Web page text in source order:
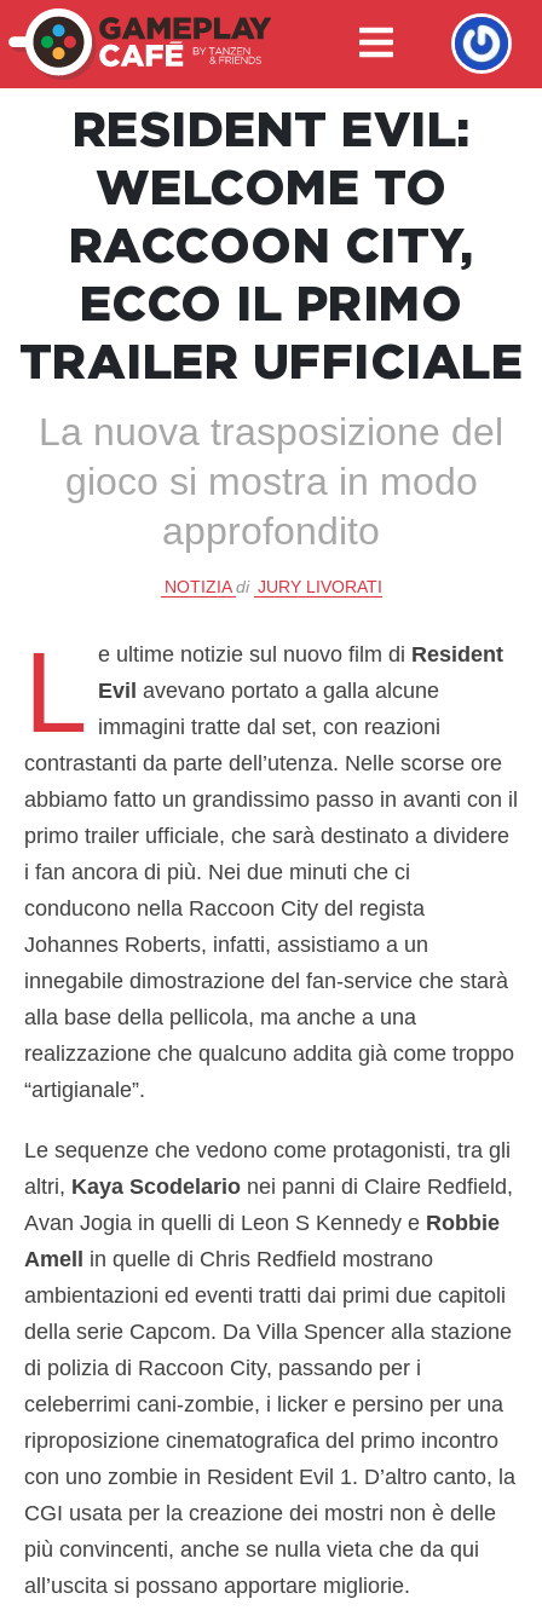
RESIDENT EVIL:
WELCOME TO
RACCOON CITY,
ECCO IL PRIMO
TRAILER UFFICIALE
La nuova trasposizione del
gioco si mostra in modo
approfondito
NOTIZIA di JURY LIVORATI
L e ultime notizie sul nuovo film di Resident
Evil avevano portato a galla alcune
immagini tratte dal set, con reazioni
contrastanti da parte dell’utenza. Nelle scorse ore
abbiamo fatto un grandissimo passo in avanti con il
primo trailer ufficiale, che sarà destinato a dividere
i fan ancora di più. Nei due minuti che ci
conducono nella Raccoon City del regista
Johannes Roberts, infatti, assistiamo a un
innegabile dimostrazione del fan-service che starà
alla base della pellicola, ma anche a una
realizzazione che qualcuno addita già come troppo
“artigianale”.
Le sequenze che vedono come protagonisti, tra gli
altri, Kaya Scodelario nei panni di Claire Redfield,
Avan Jogia in quelli di Leon S Kennedy e Robbie
Amell
in quelle di Chris Redfield mostrano
ambientazioni ed eventi tratti dai primi due capitoli
della serie Capcom. Da Villa Spencer alla stazione
di polizia di Raccoon City, passando per i
celeberrimi cani-zombie, i licker e persino per una
riproposizione cinematografica del primo incontro
con uno zombie in Resident Evil 1. D’altro canto, la
CGI usata per la creazione dei mostri non è delle
più convincenti, anche se nulla vieta che da qui
all’uscita si possano apportare migliorie.